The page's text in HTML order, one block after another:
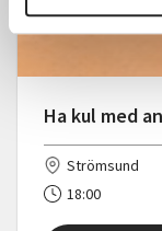
Ha kul med
Strömsund
18:00